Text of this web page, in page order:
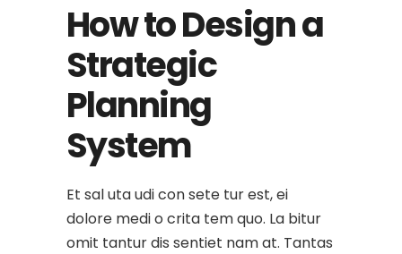
How to Design a
Strategic
Planning
System
Et sal uta udi con sete tur est, ei
dolore medi o crita tem quo. La bitur
omit tantur dis sentiet nam at. Tantas